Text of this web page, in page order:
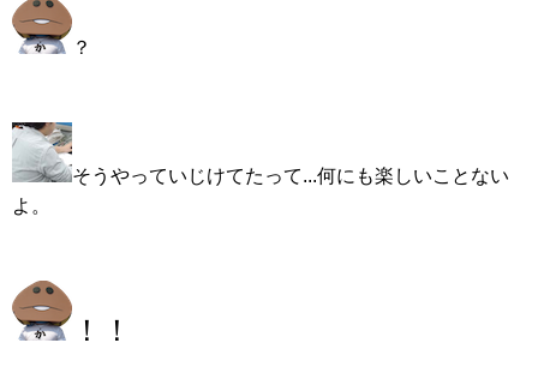
？
そうやっていじけてたって...何にも楽しいことない
よ。
！！